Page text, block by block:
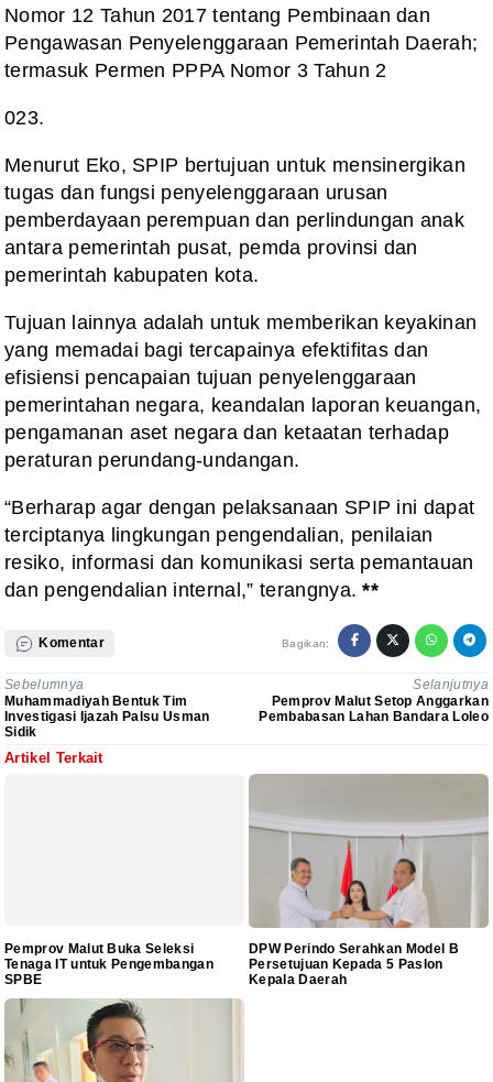
Nomor 12 Tahun 2017 tentang Pembinaan dan
Pengawasan Penyelenggaraan Pemerintah Daerah;
termasuk Permen PPPA Nomor 3 Tahun 2
023.
Menurut Eko, SPIP bertujuan untuk mensinergikan
tugas dan fungsi penyelenggaraan urusan
pemberdayaan perempuan dan perlindungan anak
antara pemerintah pusat, pemda provinsi dan
pemerintah kabupaten kota.
Tujuan lainnya adalah untuk memberikan keyakinan
yang memadai bagi tercapainya efektifitas dan
efisiensi pencapaian tujuan penyelenggaraan
pemerintahan negara, keandalan laporan keuangan,
pengamanan aset negara dan ketaatan terhadap
peraturan perundang-undangan.
“Berharap agar dengan pelaksanaan SPIP ini dapat
terciptanya lingkungan pengendalian, penilaian
resiko, informasi dan komunikasi serta pemantauan
dan pengendalian internal,” terangnya.**
Komentar Bagikan:
Sebelumnya
Muhammadiyah Bentuk Tim
Investigasi Ijazah Palsu Usman
Sidik
Selanjutnya
Pemprov Malut Setop Anggarkan
Pembabasan Lahan Bandara Loleo
Artikel Terkait
Pemprov Malut Buka Seleksi
Tenaga IT untuk Pengembangan
SPBE
DPW Perindo Serahkan Model B
Persetujuan Kepada 5 Paslon
Kepala Daerah